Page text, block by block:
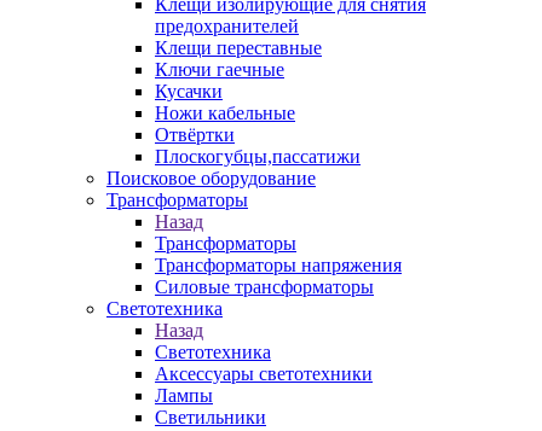
Клещи изолирующие для снятия
предохранителей
Клещи переставные
Ключи гаечные
Кусачки
Ножи кабельные
Отвёртки
Плоскогубцы,пассатижи
Поисковое оборудование
Трансформаторы
Назад
Трансформаторы
Трансформаторы напряжения
Силовые трансформаторы
Светотехника
Назад
Светотехника
Аксессуары светотехники
Лампы
Светильники